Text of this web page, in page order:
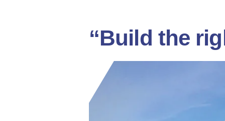
“Build the